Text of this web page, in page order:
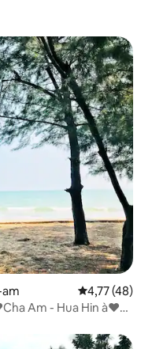
Évaluation
4,77 (48)
Am - Hua Hin à❤️